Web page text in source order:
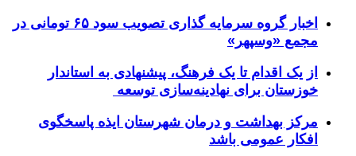
اخبار گروه سرمایه گذاری تصویب سود ۶۵ تومانی در
مجمع «وسپهر»
از یک اقدام تا یک فرهنگ، پیشنهادی به استاندار
خوزستان برای نهادینه‌سازی توسعه
مرکز بهداشت و درمان شهرستان ایذه پاسخگوی
افکار عمومی باشد